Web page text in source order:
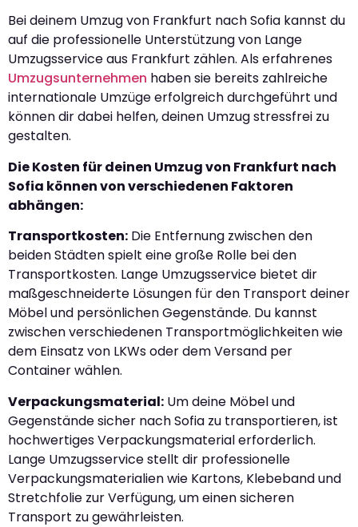
Bei deinem Umzug von Frankfurt nach Sofia kannst du
auf die professionelle Unterstützung von Lange
Umzugsservice aus Frankfurt zählen. Als erfahrenes
Umzugsunternehmen haben sie bereits zahlreiche
internationale Umzüge erfolgreich durchgeführt und
können dir dabei helfen, deinen Umzug stressfrei zu
gestalten.
Die Kosten für deinen Umzug von Frankfurt nach
Sofia können von verschiedenen Faktoren
abhängen:
Transportkosten: Die Entfernung zwischen den
beiden Städten spielt eine große Rolle bei den
Transportkosten. Lange Umzugsservice bietet dir
maßgeschneiderte Lösungen für den Transport deiner
Möbel und persönlichen Gegenstände. Du kannst
zwischen verschiedenen Transportmöglichkeiten wie
dem Einsatz von LKWs oder dem Versand per
Container wählen.
Verpackungsmaterial: Um deine Möbel und
Gegenstände sicher nach Sofia zu transportieren, ist
hochwertiges Verpackungsmaterial erforderlich.
Lange Umzugsservice stellt dir professionelle
Verpackungsmaterialien wie Kartons, Klebeband und
Stretchfolie zur Verfügung, um einen sicheren
Transport zu gewährleisten.